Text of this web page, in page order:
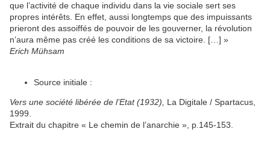
que l’activité de chaque individu dans la vie sociale sert ses
propres intérêts. En effet, aussi longtemps que des impuissants
prieront des assoiffés de pouvoir de les gouverner, la révolution
n’aura même pas créé les conditions de sa victoire. […] »
Erich Mühsam
Source initiale :
Vers une société libérée de l’Etat (1932), La Digitale / Spartacus,
1999.
Extrait du chapitre « Le chemin de l’anarchie », p.145-153.